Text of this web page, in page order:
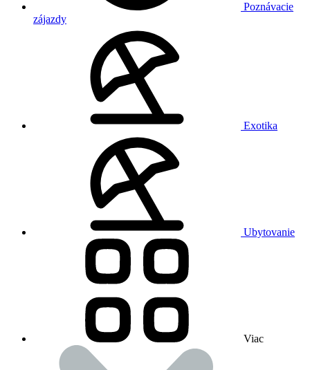
Poznávacie
zájazdy
Exotika
Ubytovanie
Viac